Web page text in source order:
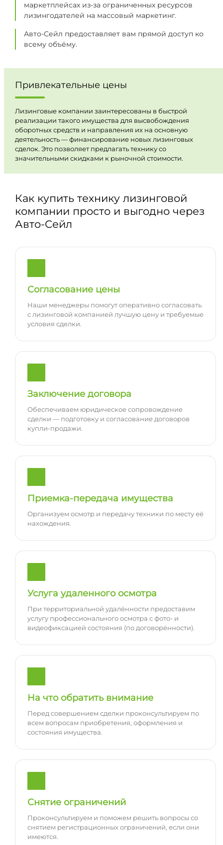
маркетплейсах из-за ограниченных ресурсов
лизингодателей на массовый маркетинг.
Авто-Сейл предоставляет вам прямой доступ ко
всему объёму.
Привлекательные цены
Лизинговые компании заинтересованы в быстрой
реализации такого имущества для высвобождения
оборотных средств и направления их на основную
деятельность — финансирование новых лизинговых
сделок. Это позволяет предлагать технику со
значительными скидками к рыночной стоимости.
Как купить технику лизинговой
компании просто и выгодно через
Авто-Сейл
Согласование цены
Наши менеджеры помогут оперативно согласовать
с лизинговой компанией лучшую цену и требуемые
условия сделки.
Заключение договора
Обеспечиваем юридическое сопровождение
сделки — подготовку и согласование договоров
купли-продажи.
Приемка-передача имущества
Организуем осмотр и передачу техники по месту её
нахождения.
Услуга удаленного осмотра
При территориальной удалённости предоставим
услугу профессионального осмотра с фото- и
видеофиксацией состояния (по договорённости).
На что обратить внимание
Перед совершением сделки проконсультируем по
всем вопросам приобретения, оформления и
состояния имущества.
Снятие ограничений
Проконсультируем и поможем решить вопросы со
снятием регистрационных ограничений, если они
имеются.